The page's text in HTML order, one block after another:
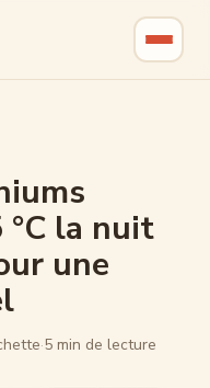
°C la nuit
une
·5 min de lecture